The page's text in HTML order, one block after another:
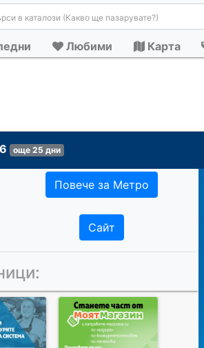
Любими Карта
още 25 дни
Повече за Метро
Сайт